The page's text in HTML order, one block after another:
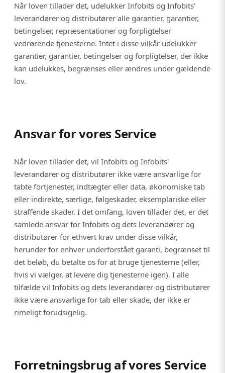
Når loven tillader det, udelukker Infobits og Infobits'
leverandører og distributører alle garantier, garantier,
betingelser, repræsentationer og forpligtelser
vedrørende tjenesterne. Intet i disse vilkår udelukker
garantier, garantier, betingelser og forpligtelser, der ikke
kan udelukkes, begrænses eller ændres under gældende
lov.
Ansvar for vores Service
Når loven tillader det, vil Infobits og Infobits'
leverandører og distributører ikke være ansvarlige for
tabte fortjenester, indtægter eller data, økonomiske tab
eller indirekte, særlige, følgeskader, eksemplariske eller
straffende skader. I det omfang, loven tillader det, er det
samlede ansvar for Infobits og dets leverandører og
distributører for ethvert krav under disse vilkår,
herunder for enhver underforstået garanti, begrænset til
det beløb, du betalte os for at bruge tjenesterne (eller,
hvis vi vælger, at levere dig tjenesterne igen). I alle
tilfælde vil Infobits og dets leverandører og distributører
ikke være ansvarlige for tab eller skade, der ikke er
rimeligt forudsigelig.
Forretningsbrug af vores Service